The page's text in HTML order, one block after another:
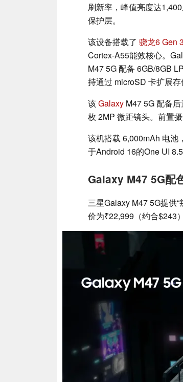
刷新率，峰值亮度达
保护层。
该设备搭载了 骁龙6 Gen 3
Cortex-A55能效核心。
M47 5G 配备 6GB/8GB
持通过 microSD 卡扩展存
该Galaxy M47 5G 配备
枚 2MP 微距镜头。前置摄
该机搭载 6,000mAh 电池
于Android 16的One UI
Galaxy M47 5G配
三星Galaxy M47 5G提供
价为₹22,999（约合$243